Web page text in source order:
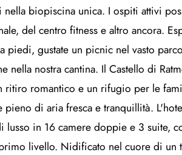
nella biopiscina unica. I ospiti attivi
del centro fitness e altro ancora.
piedi, gustate un picnic nel vasto
nella nostra cantina. Il Castello di
ritiro romantico e un rifugio per le
pieno di aria fresca e tranquillità.
lusso in 16 camere doppie e 3 suite,
livello. Nidificato nel cuore di un